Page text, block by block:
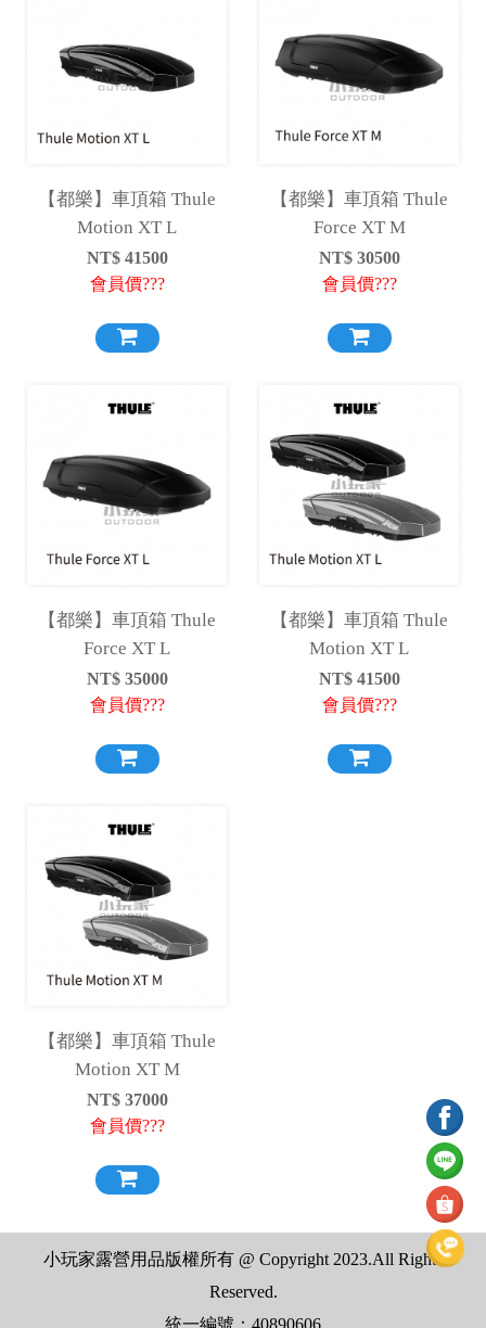
【都樂】車頂箱 Thule
Motion XT L
NT$ 41500
會員價???
【都樂】車頂箱 Thule
Force XT M
NT$ 30500
會員價???
【都樂】車頂箱 Thule
Force XT L
NT$ 35000
會員價???
【都樂】車頂箱 Thule
Motion XT L
NT$ 41500
會員價???
【都樂】車頂箱 Thule
Motion XT M
NT$ 37000
會員價???
小玩家露營用品版權所有 @ Copyright 2023.All Rights
Reserved.
統一編號：40890606